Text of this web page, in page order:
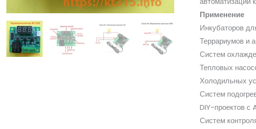
Применение
Инкубаторов
Террариумов и
Систем
Тепловых
Холодильных
Систем
DIY-проектов с
Систем